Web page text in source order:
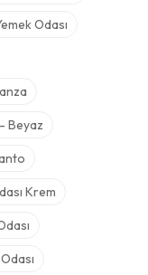
Odası
Beyaz
Krem